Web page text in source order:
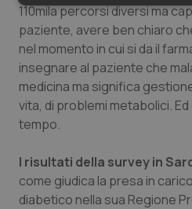
110mila percorsi diversi ma
paziente, avere ben chiaro
nel momento in cui si da il
insegnare al paziente che
medicina ma significa
vita, di problemi metabolici.
tempo.
I risultati della survey in
come giudica la presa in
diabetico nella sua Regione
Necessari
sito web abilitandone
navigazione sulle pagine e
protette del sito. Il sito web
funzionare correttamente